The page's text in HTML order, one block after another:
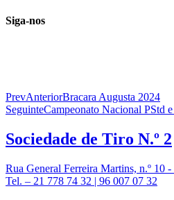
Siga-nos
PrevAnteriorBracara Augusta 2024
SeguinteCampeonato Nacional PStd
Sociedade de Tiro N.º 2
Rua General Ferreira Martins, n.º 10
Tel. – 21 778 74 32 | 96 007 07 32